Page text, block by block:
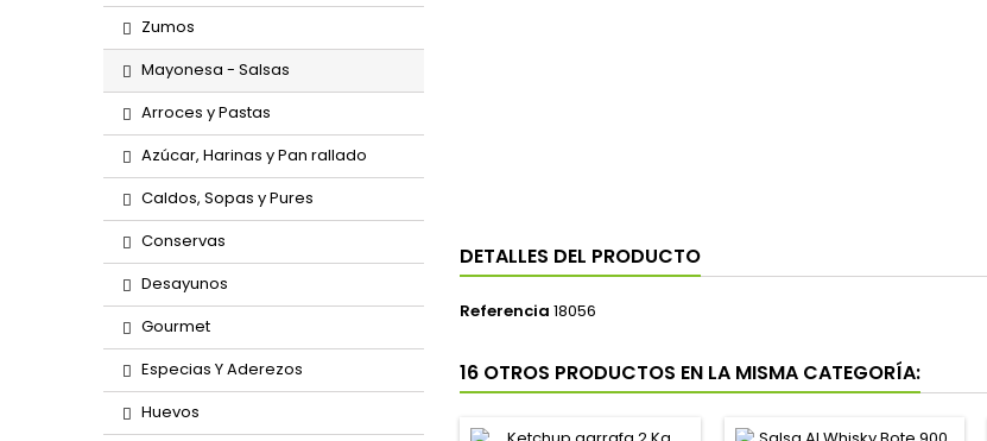
Zumos
Mayonesa - Salsas
Arroces y Pastas
Azúcar, Harinas y Pan rallado
Caldos, Sopas y Pures
Conservas
Desayunos
Gourmet
Especias Y Aderezos
Huevos
DETALLES DEL PRODUCTO
Referencia 18056
16 OTROS PRODUCTOS EN LA MISMA CATEGORÍA: